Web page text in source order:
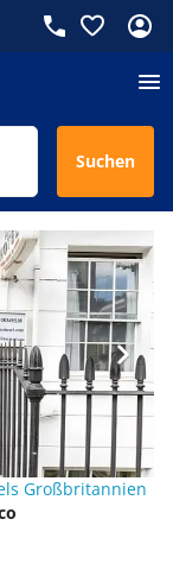
Suchen
Großbritannien